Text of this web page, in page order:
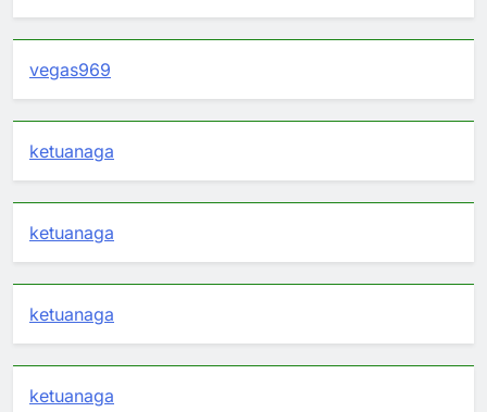
vegas969
ketuanaga
ketuanaga
ketuanaga
ketuanaga